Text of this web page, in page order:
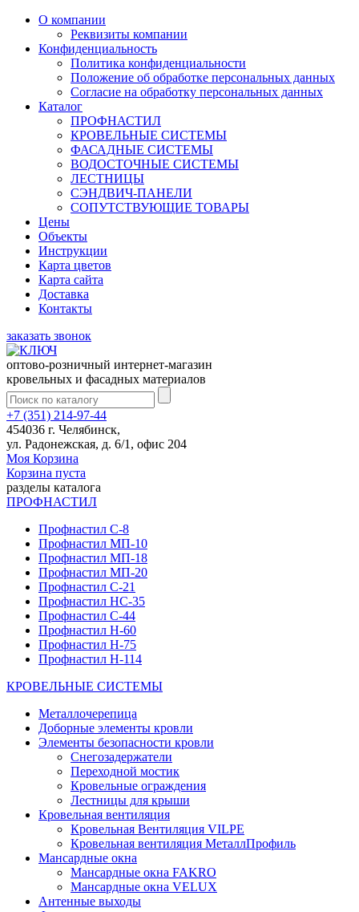
О компании
Реквизиты компании
Конфиденциальность
Политика конфиденциальности
Положение об обработке персональных данных
Согласие на обработку персональных данных
Каталог
ПРОФНАСТИЛ
КРОВЕЛЬНЫЕ СИСТЕМЫ
ФАСАДНЫЕ СИСТЕМЫ
ВОДОСТОЧНЫЕ СИСТЕМЫ
ЛЕСТНИЦЫ
СЭНДВИЧ-ПАНЕЛИ
СОПУТСТВУЮЩИЕ ТОВАРЫ
Цены
Объекты
Инструкции
Карта цветов
Карта сайта
Доставка
Контакты
заказать звонок
оптово-розничный интернет-магазин
кровельных и фасадных материалов
+7 (351) 214-97-44
454036 г. Челябинск,
ул. Радонежская, д. 6/1, офис 204
Моя Корзина
Корзина пуста
разделы каталога
ПРОФНАСТИЛ
Профнастил С-8
Профнастил МП-10
Профнастил МП-18
Профнастил МП-20
Профнастил С-21
Профнастил НС-35
Профнастил С-44
Профнастил Н-60
Профнастил Н-75
Профнастил Н-114
КРОВЕЛЬНЫЕ СИСТЕМЫ
Металлочерепица
Доборные элементы кровли
Элементы безопасности кровли
Снегозадержатели
Переходной мостик
Кровельные ограждения
Лестницы для крыши
Кровельная вентиляция
Кровельная Вентиляция VILPE
Кровельная вентиляция МеталлПрофиль
Мансардные окна
Мансардные окна FAKRO
Мансардные окна VELUX
Антенные выходы